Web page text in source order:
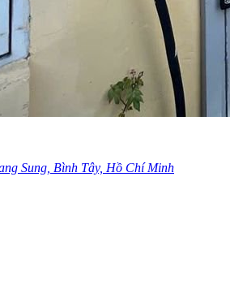
Sung, Bình Tây, Hồ Chí Minh